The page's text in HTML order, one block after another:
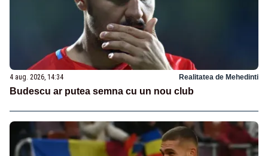
4 aug. 2026, 14:34 Realitatea de Mehedinti
Budescu ar putea semna cu un nou club